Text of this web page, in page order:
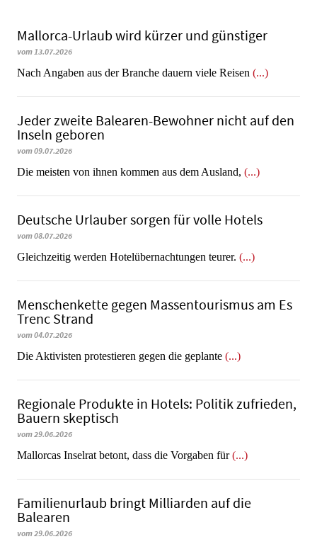
Mallorca-Urlaub wird kürzer und günstiger
vom 13.07.2026
Nach Angaben aus der Branche dauern viele Reisen (...)
Jeder zweite Balearen-Bewohner nicht auf den
Inseln geboren
vom 09.07.2026
Die meisten von ihnen kommen aus dem Ausland, (...)
Deutsche Urlauber sorgen für volle Hotels
vom 08.07.2026
Gleichzeitig werden Hotelübernachtungen teurer. (...)
Menschenkette gegen Massentourismus am Es
Trenc Strand
vom 04.07.2026
Die Aktivisten protestieren gegen die geplante (...)
Regionale Produkte in Hotels: Politik zufrieden,
Bauern skeptisch
vom 29.06.2026
Mallorcas Inselrat betont, dass die Vorgaben für(...)
Familienurlaub bringt Milliarden auf die
Balearen
vom 29.06.2026